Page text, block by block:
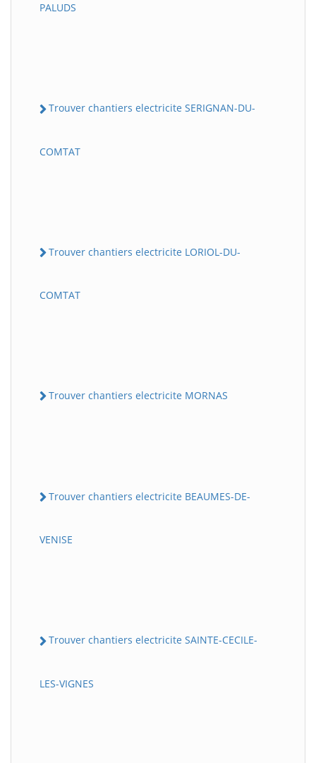
PALUDS
Trouver chantiers electricite SERIGNAN-DU-
COMTAT
Trouver chantiers electricite LORIOL-DU-
COMTAT
Trouver chantiers electricite MORNAS
Trouver chantiers electricite BEAUMES-DE-
VENISE
Trouver chantiers electricite SAINTE-CECILE-
LES-VIGNES